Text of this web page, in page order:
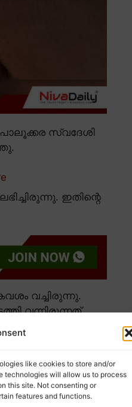
like cookies to store and/or
technologies will allow us to process
this site. Not consenting or
features and functions.
സ്വദേശി
ഇതിന്റെ
വച്ചിരുന്നു.
വന്നിരുന്നത്.